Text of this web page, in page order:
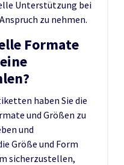
Unterstützung bei
zu nehmen.
Formate
haben Sie die
und Größen zu
und
Größe und Form
sicherzustellen,